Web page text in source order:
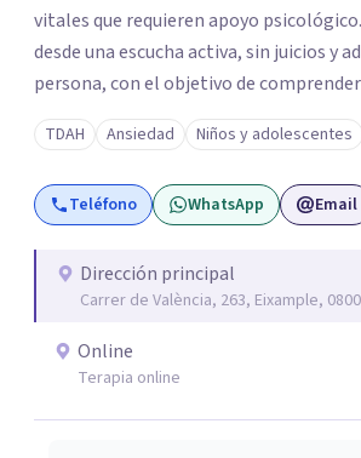
vitales que requieren apoyo psicológico. El equipo trabaja
desde una escucha activa, sin juicios y
persona, con el objetivo de comprender
ocurriendo y facilitar herramientas para
mayor equilibrio y bienestar. La
un entorno confidencial y tranquilo,
las necesidades de cada proceso terapéutico. En
el trauma, la depresión y otros retos
como procesos de crecimiento
respetuoso, humano y orientado a
TDAH Ansiedad Niños y adolescentes
Teléfono WhatsApp Email
Dirección principal
Carrer de València, 263, Eixample,
Online
Terapia online